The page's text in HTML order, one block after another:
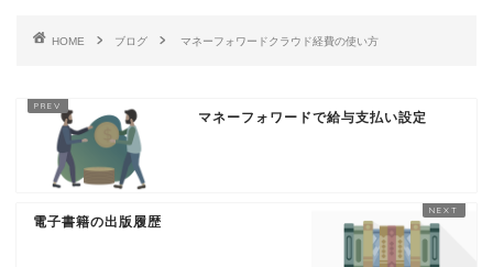
HOME ブログ マネーフォワードクラウド経費の使い方
マネーフォワードで給与支払い設定
電子書籍の出版履歴